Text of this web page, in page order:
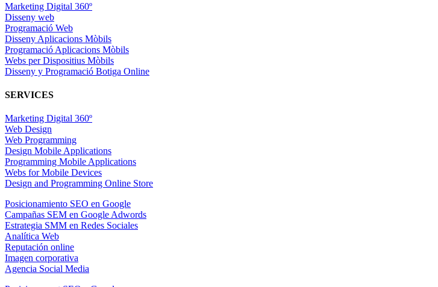
Marketing Digital 360º
Disseny web
Programació Web
Disseny Aplicacions Mòbils
Programació Aplicacions Mòbils
Webs per Dispositius Mòbils
Disseny y Programació Botiga Online
SERVICES
Marketing Digital 360º
Web Design
Web Programming
Design Mobile Applications
Programming Mobile Applications
Webs for Mobile Devices
Design and Programming Online Store
Posicionamiento SEO en Google
Campañas SEM en Google Adwords
Estrategia SMM en Redes Sociales
Analítica Web
Reputación online
Imagen corporativa
Agencia Social Media